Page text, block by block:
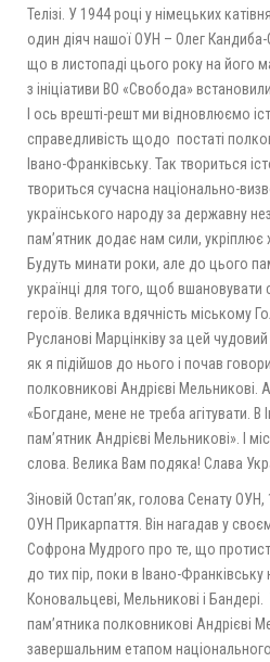
Телізі. У 1944 році у німецьких
один діяч нашої ОУН – Олег
що в листопаді цього року на його
з ініціативи ВО «Свобода»
І ось врешті-решт ми відновлюємо
справедливість щодо постаті
Івано-Франківську. Так твориться
твориться сучасна національно-
українського народу за державну
пам’ятник додає нам сили, укріплює
Будуть минати роки, але до цього
українці для того, щоб вшановувати
героїв. Велика вдячність міському
Русланові Марцінківу за цей
як я підійшов до нього і почав
полковникові Андрієві Мельникові.
«Богдане, мене не треба агітувати. В
пам’ятник Андрієві Мельникові». І
слова. Велика Вам подяка! Слава
Зіновій Остап’як, голова Сенату
ОУН Прикарпаття. Він нагадав у
Софрона Мудрого про те, що
до тих пір, поки в Івано-
Коновальцеві, Мельникові і
пам’ятника полковникові Андрієві
завершальним етапом